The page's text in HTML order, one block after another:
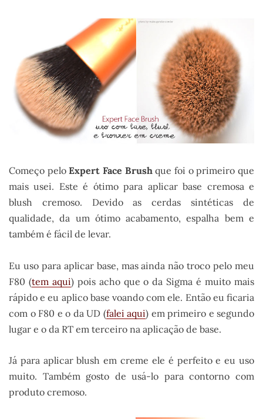
Começo peloExpert Face Brushque foi o primeiro que
mais usei. Este é ótimo para aplicar base cremosa e
blush cremoso. Devido as cerdas sintéticas de
qualidade, da um ótimo acabamento, espalha bem e
também é fácil de levar.
Eu uso para aplicar base, mas ainda não troco pelo meu
F80 (tem aqui) pois acho que o da Sigma é muito mais
rápido e eu aplico base voando com ele. Então eu ficaria
com o F80 e o da UD (falei aqui) em primeiro e segundo
lugar e o da RT em terceiro na aplicação de base.
Já para aplicar blush em creme ele é perfeito e eu uso
muito. Também gosto de usá-lo para contorno com
produto cremoso.